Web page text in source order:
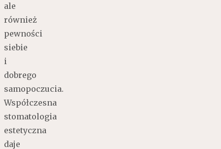
ale
również
pewności
siebie
i
dobrego
samopoczucia.
Współczesna
stomatologia
estetyczna
daje